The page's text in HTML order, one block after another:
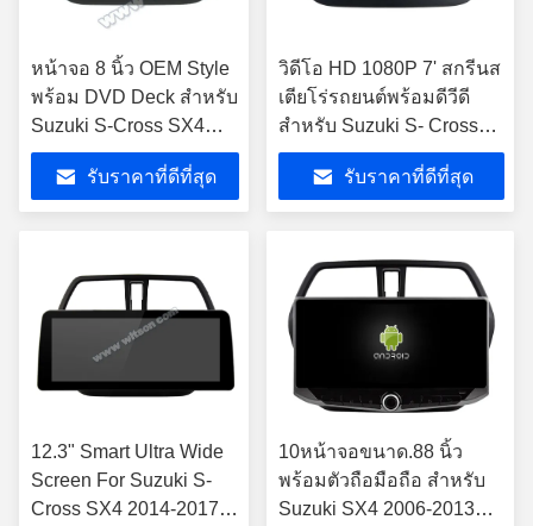
หน้าจอ 8 นิ้ว OEM Style
พร้อม DVD Deck สําหรับ
Suzuki S-Cross SX4
2014- 2017 แอนดรอยด์
คาร์ สเตียโร่รับราคาที่ดีที่สุด
วิดีโอ HD 1080P 7' สกรีนส
เตียโร่รถยนต์พร้อมดีวีดี
สําหรับ Suzuki S- Cross
SX4 2014-2017
รับราคาที่ดีที่สุด
12.3" Smart Ultra Wide
Screen For Suzuki S-
Cross SX4 2014-2017
10หน้าจอขนาด.88 นิ้ว
พร้อมตัวถือมือถือ สําหรับ
Suzuki SX4 2006-2013